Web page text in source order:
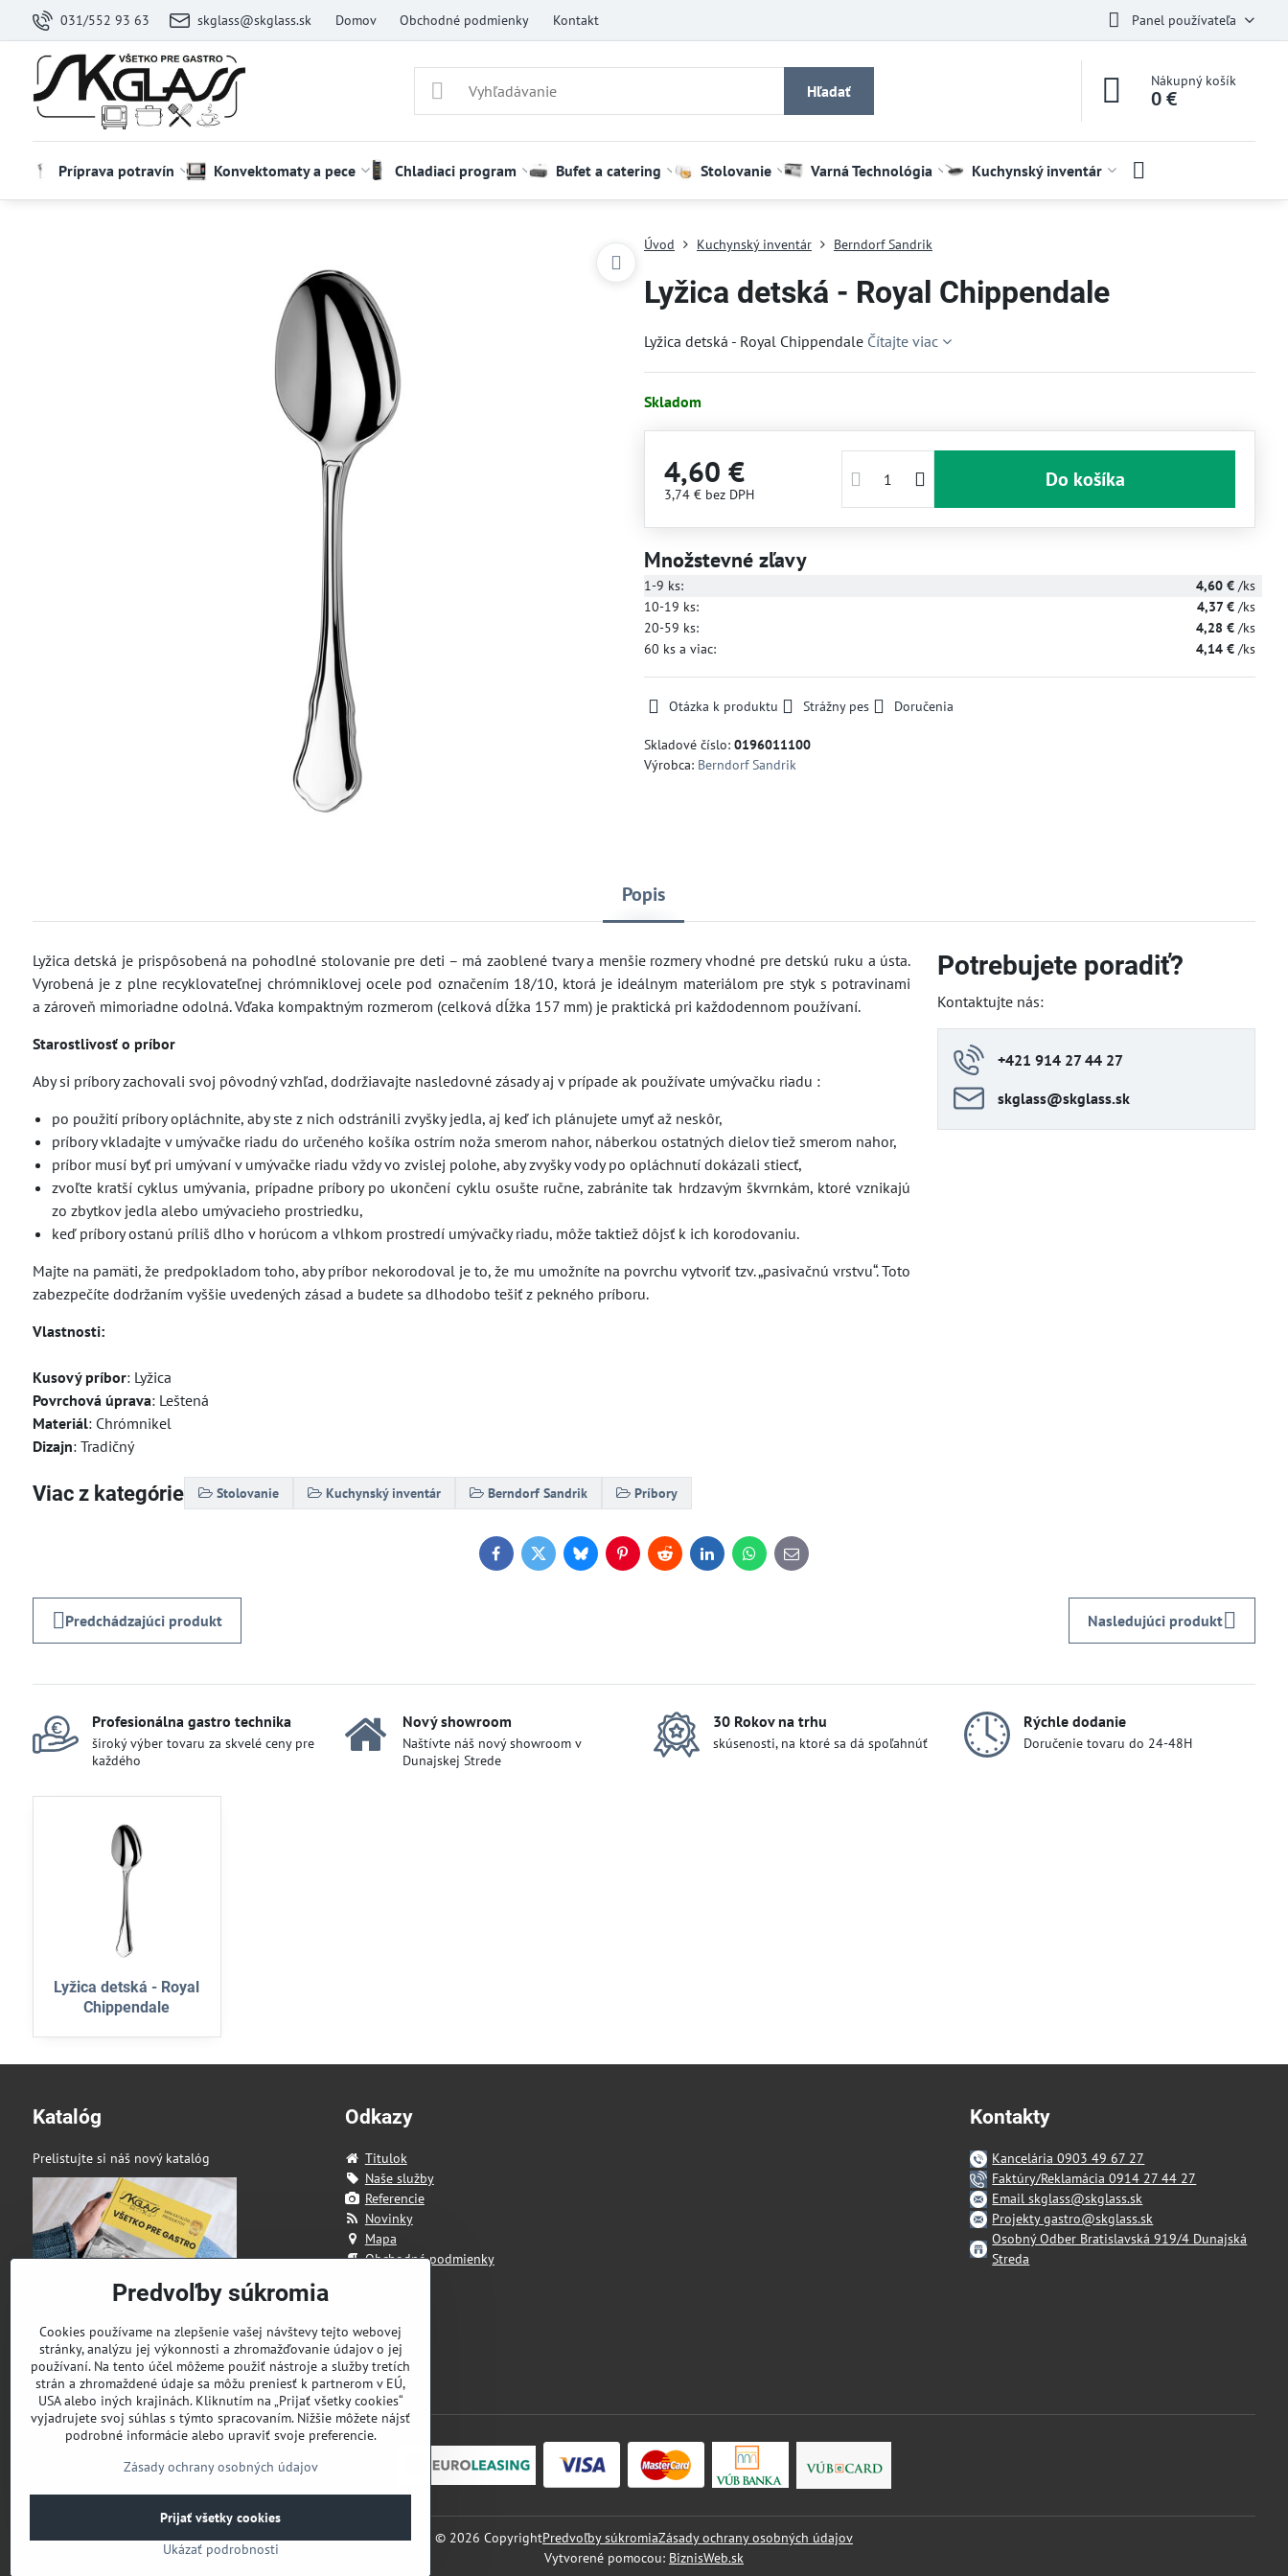
031/552 93 63 skglass@skglass.sk Domov Obchodné podmienky Kontakt Panel používateľa
Hľadať
Nákupný košík
0 €
Príprava potravín Konvektomaty a pece Chladiaci program Bufet a catering Stolovanie Varná Technológia Kuchynský inventár
Úvod Kuchynský inventár Berndorf Sandrik
Lyžica detská - Royal Chippendale
Lyžica detská - Royal Chippendale Čítajte viac
Skladom
4,60 €
3,74 € bez DPH
Do košíka
Množstevné zľavy
1-9 ks: 4,60 € /ks
10-19 ks: 4,37 € /ks
20-59 ks: 4,28 € /ks
60 ksa viac: 4,14 € /ks
Otázka k produktu Strážny pes Doručenia
Skladové číslo: 0196011100
Výrobca: Berndorf Sandrik
Popis
Lyžica detská je prispôsobená na pohodlné stolovanie pre deti – má zaoblené tvary a menšie rozmery vhodné pre detskú ruku a ústa.
Vyrobená je z plne recyklovateľnej chrómniklovej ocele pod označením 18/10, ktorá je ideálnym materiálom pre styk s potravinami
a zároveň mimoriadne odolná. Vďaka kompaktným rozmerom (celková dĺžka 157 mm) je praktická pri každodennom používaní.
Starostlivosť o príbor
Aby si príbory zachovali svoj pôvodný vzhľad, dodržiavajte nasledovné zásady aj v prípade ak používate umývačku riadu :
po použití príbory opláchnite, aby ste z nich odstránili zvyšky jedla, aj keď ich plánujete umyť až neskôr,
príbory vkladajte v umývačke riadu do určeného košíka ostrím noža smerom nahor, náberkou ostatných dielov tiež smerom nahor,
príbor musí byť pri umývaní v umývačke riadu vždy vo zvislej polohe, aby zvyšky vody po opláchnutí dokázali stiecť,
zvoľte kratší cyklus umývania, prípadne príbory po ukončení cyklu osušte ručne, zabránite tak hrdzavým škvrnkám, ktoré vznikajú
zo zbytkov jedla alebo umývacieho prostriedku,
keď príbory ostanú príliš dlho v horúcom a vlhkom prostredí umývačky riadu, môže taktiež dôjsť k ich korodovaniu.
Majte na pamäti, že predpokladom toho, aby príbor nekorodoval je to, že mu umožníte na povrchu vytvoriť tzv. „pasivačnú vrstvu“. Toto
zabezpečíte dodržaním vyššie uvedených zásad a budete sa dlhodobo tešiť z pekného príboru.
Vlastnosti:
Kusový príbor: Lyžica
Povrchová úprava: Leštená
Materiál: Chrómnikel
Dizajn: Tradičný
Viac z kategórie Stolovanie Kuchynský inventár Berndorf Sandrik Príbory
Potrebujete poradiť?
Kontaktujte nás:
+421 914 27 44 27
skglass​@skglass​.sk
FacebookTwitterBlueskyPinterestRedditLinkedInWhatsApp
E-
mail
Predchádzajúci produkt Nasledujúci produkt
Profesionálna gastro technika
široký výber tovaru za skvelé ceny pre
každého
Nový showroom
Naštívte náš nový showroom v
Dunajskej Strede
30 Rokov na trhu
skúsenosti, na ktoré sa dá spoľahnúť
Rýchle dodanie
Doručenie tovaru do 24-48H
Lyžica detská - Royal
Chippendale
Katalóg
Prelistujte si náš nový katalóg
Odkazy
Titulok
Naše služby
Referencie
Novinky
Mapa
Obchodné podmienky
Kontakty
Kancelária 0903 49 67 27
Faktúry/Reklamácia 0914 27 44 27
Email skglass@skglass.sk
Projekty gastro@skglass.sk
Osobný Odber Bratislavská 919/4 Dunajská
Streda
© 2026 CopyrightPredvoľby súkromiaZásady ochrany osobných údajov
Vytvorené pomocou: BiznisWeb.sk
Predvoľby súkromia
Cookies používame na zlepšenie vašej návštevy tejto webovej
stránky, analýzu jej výkonnosti a zhromažďovanie údajov o jej
používaní. Na tento účel môžeme použiť nástroje a služby tretích
strán a zhromaždené údaje sa môžu preniesť k partnerom v EÚ,
USA alebo iných krajinách. Kliknutím na „Prijať všetky cookies“
vyjadrujete svoj súhlas s týmto spracovaním. Nižšie môžete nájsť
podrobné informácie alebo upraviť svoje preferencie.
Zásady ochrany osobných údajov
Ukázať podrobnosti
Prijať všetky cookies